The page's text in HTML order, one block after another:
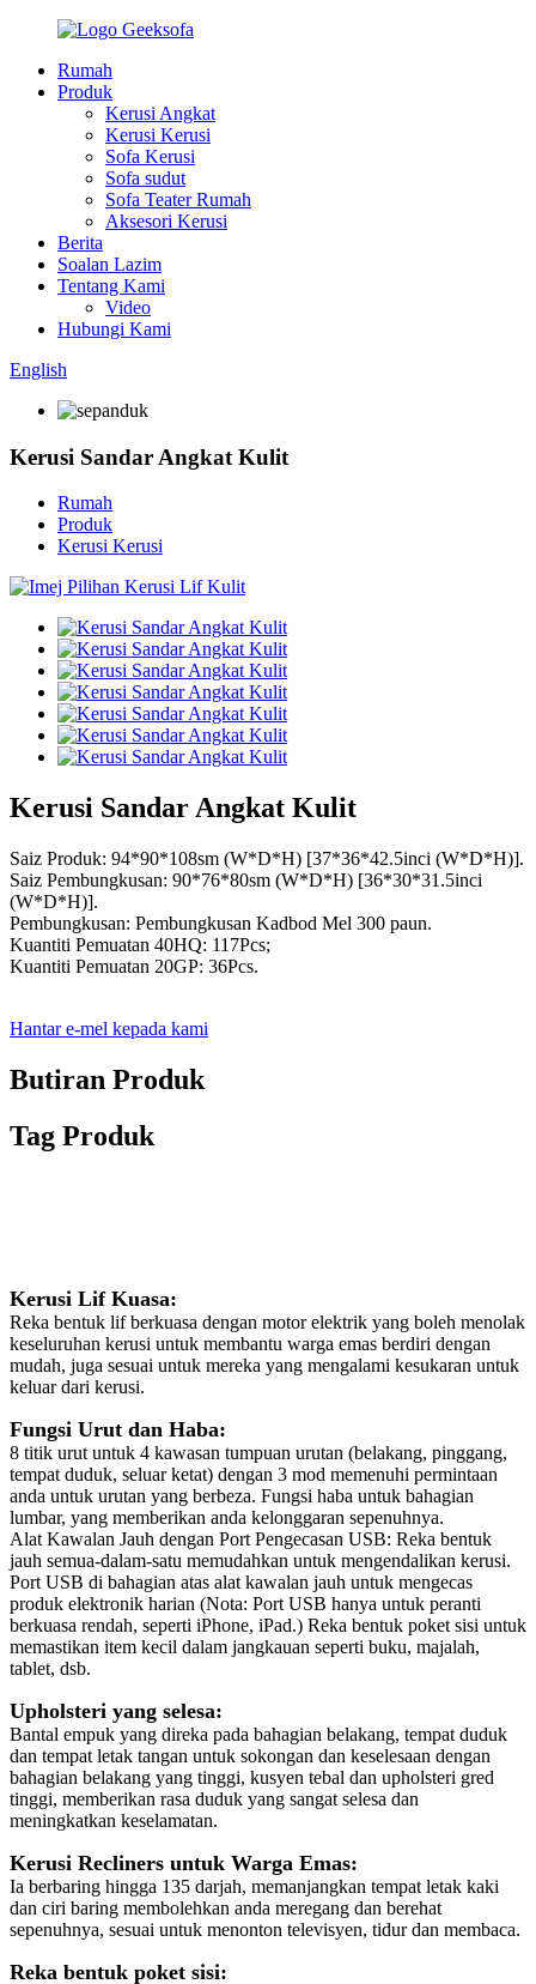
Rumah
Produk
Kerusi Angkat
Kerusi Kerusi
Sofa Kerusi
Sofa sudut
Sofa Teater Rumah
Aksesori Kerusi
Berita
Soalan Lazim
Tentang Kami
Video
Hubungi Kami
English
Kerusi Sandar Angkat Kulit
Rumah
Produk
Kerusi Kerusi
Kerusi Sandar Angkat Kulit
Saiz Produk: 94*90*108sm (W*D*H) [37*36*42.5inci (W*D*H)].
Saiz Pembungkusan: 90*76*80sm (W*D*H) [36*30*31.5inci
(W*D*H)].
Pembungkusan: Pembungkusan Kadbod Mel 300 paun.
Kuantiti Pemuatan 40HQ: 117Pcs;
Kuantiti Pemuatan 20GP: 36Pcs.
Hantar e-mel kepada kami
Butiran Produk
Tag Produk
Kerusi Lif Kuasa:
Reka bentuk lif berkuasa dengan motor elektrik yang boleh menolak
keseluruhan kerusi untuk membantu warga emas berdiri dengan
mudah, juga sesuai untuk mereka yang mengalami kesukaran untuk
keluar dari kerusi.
Fungsi Urut dan Haba:
8 titik urut untuk 4 kawasan tumpuan urutan (belakang, pinggang,
tempat duduk, seluar ketat) dengan 3 mod memenuhi permintaan
anda untuk urutan yang berbeza. Fungsi haba untuk bahagian
lumbar, yang memberikan anda kelonggaran sepenuhnya.
Alat Kawalan Jauh dengan Port Pengecasan USB: Reka bentuk
jauh semua-dalam-satu memudahkan untuk mengendalikan kerusi.
Port USB di bahagian atas alat kawalan jauh untuk mengecas
produk elektronik harian (Nota: Port USB hanya untuk peranti
berkuasa rendah, seperti iPhone, iPad.) Reka bentuk poket sisi untuk
memastikan item kecil dalam jangkauan seperti buku, majalah,
tablet, dsb.
Upholsteri yang selesa:
Bantal empuk yang direka pada bahagian belakang, tempat duduk
dan tempat letak tangan untuk sokongan dan keselesaan dengan
bahagian belakang yang tinggi, kusyen tebal dan upholsteri gred
tinggi, memberikan rasa duduk yang sangat selesa dan
meningkatkan keselamatan.
Kerusi Recliners untuk Warga Emas:
Ia berbaring hingga 135 darjah, memanjangkan tempat letak kaki
dan ciri baring membolehkan anda meregang dan berehat
sepenuhnya, sesuai untuk menonton televisyen, tidur dan membaca.
Reka bentuk poket sisi: